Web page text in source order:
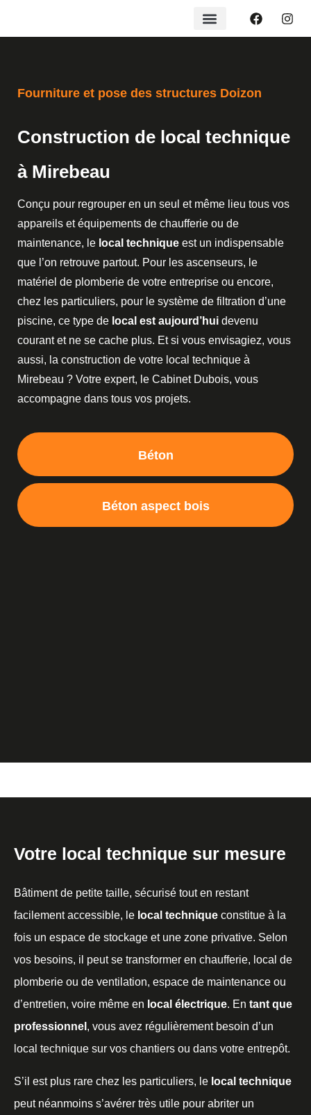
Fourniture et pose des structures Doizon
Construction de local technique
à Mirebeau
Conçu pour regrouper en un seul et même lieu tous vos
appareils et équipements de chaufferie ou de
maintenance, le local technique est un indispensable
que l’on retrouve partout. Pour les ascenseurs, le
matériel de plomberie de votre entreprise ou encore,
chez les particuliers, pour le système de filtration d’une
piscine, ce type de local est aujourd’hui devenu
courant et ne se cache plus. Et si vous envisagiez, vous
aussi, la construction de votre local technique à
Mirebeau ? Votre expert, le Cabinet Dubois, vous
accompagne dans tous vos projets.
Béton
Béton aspect bois
Votre local technique sur mesure
Bâtiment de petite taille, sécurisé tout en restant
facilement accessible, le local technique constitue à la
fois un espace de stockage et une zone privative. Selon
vos besoins, il peut se transformer en chaufferie, local de
plomberie ou de ventilation, espace de maintenance ou
d’entretien, voire même en local électrique. En tant que
professionnel , vous avez régulièrement besoin d’un
local technique sur vos chantiers ou dans votre entrepôt.
S’il est plus rare chez les particuliers, le local technique
peut néanmoins s’avérer très utile pour abriter un